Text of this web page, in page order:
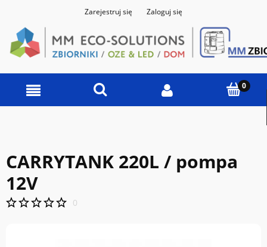
Zarejestruj się Zaloguj się
CARRYTANK 220L / pompa
12V
0